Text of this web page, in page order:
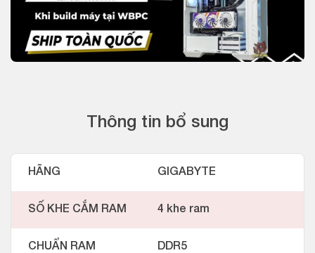
Thông tin bổ sung
HÃNG GIGABYTE
SỐ KHE CẮM RAM 4 khe ram
CHUẨN RAM DDR5